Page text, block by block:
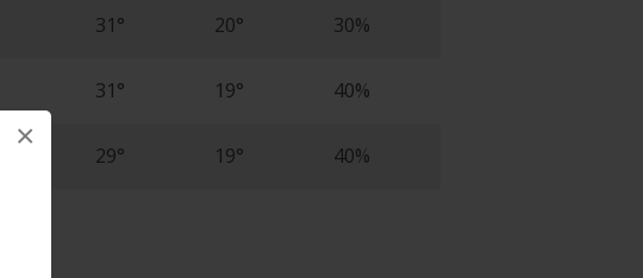
×
31° 20° 30%
31° 19° 40%
29° 19° 40%